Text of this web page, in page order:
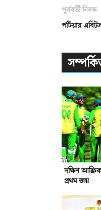
পূর্ববর্তী নিবন্ধ
পটিয়ায়
দক্ষিণ
প্রথম জয়